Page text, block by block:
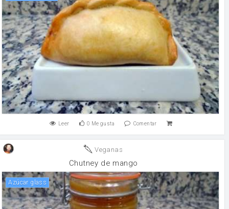
Leer 0 Me gusta Comentar
Veganas
Chutney de mango
Azúcar glass